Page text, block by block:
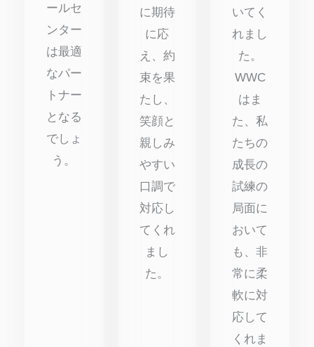
ールセ
ンター
は最適
なパー
トナー
となる
でしょ
う。
に期待
に応
え、約
束を果
たし、
笑顔と
親しみ
やすい
口調で
対応し
てくれ
まし
た。
いてく
れまし
た。
WWC
はま
た、私
たちの
成長の
試練の
局面に
おいて
も、非
常に柔
軟に対
応して
くれま